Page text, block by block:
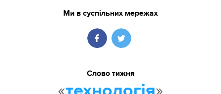
Ми в суспільних мережах
Слово тижня
« »